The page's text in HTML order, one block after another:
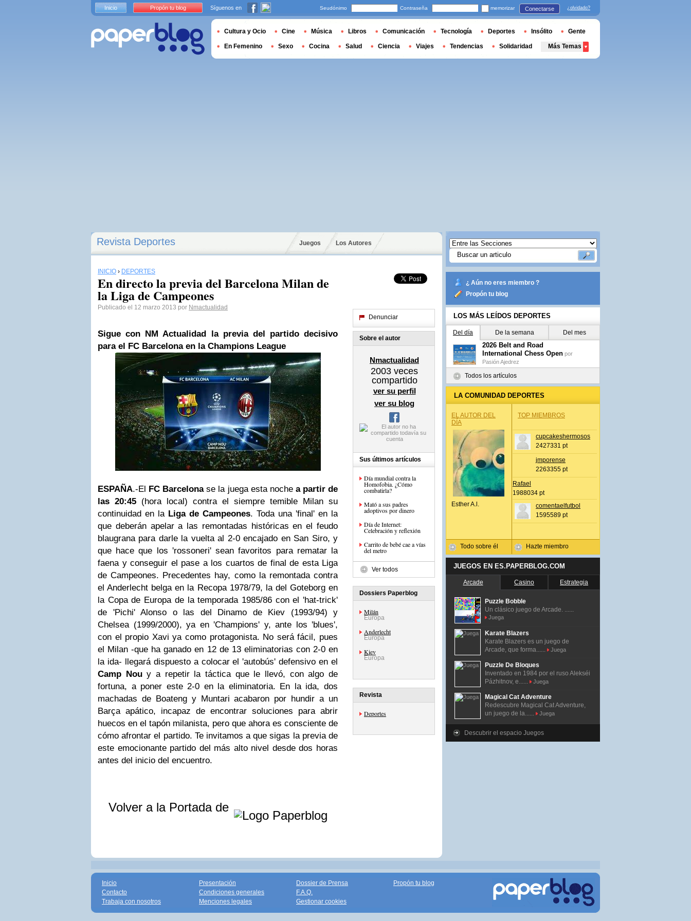
Revista Deportes Juegos Los Autores
INICIO › DEPORTES
En directo la previa del Barcelona Milan de
la Liga de Campeones
Publicado el 12 marzo 2013 por Nmactualidad
Sigue con NM Actualidad la previa del partido decisivo
para el FC Barcelona en la Champions League
ESPAÑA.-El FC Barcelonase la juega esta noche a partir de
las 20:45 (hora local) contra el siempre temible Milan su
continuidad en la Liga de Campeones. Toda una 'final' en la
que deberán apelar a las remontadas históricas en el feudo
blaugrana para darle la vuelta al 2-0 encajado en San Siro, y
que hace que los 'rossoneri' sean favoritos para rematar la
faena y conseguir el pase a los cuartos de final de esta Liga
de Campeones. Precedentes hay, como la remontada contra
el Anderlecht belga en la Recopa 1978/79, la del Goteborg en
la Copa de Europa de la temporada 1985/86 con el 'hat-trick'
de 'Pichi' Alonso o las del Dinamo de Kiev (1993/94) y
Chelsea (1999/2000), ya en 'Champions' y, ante los 'blues',
con el propio Xavi ya como protagonista. No será fácil, pues
el Milan -que ha ganado en 12 de 13 eliminatorias con 2-0 en
la ida- llegará dispuesto a colocar el 'autobús' defensivo en el
Camp Nouy a repetir la táctica que le llevó, con algo de
fortuna, a poner este 2-0 en la eliminatoria. En la ida, dos
machadas de Boateng y Muntari acabaron por hundir a un
Barça apático, incapaz de encontrar soluciones para abrir
huecos en el tapón milanista, pero que ahora es consciente de
cómo afrontar el partido. Te invitamos a que sigas la previa de
este emocionante partido del más alto nivel desde dos horas
antes del inicio del encuentro.
Volver a la Portada de
Denunciar
Sobre el autor
Nmactualidad
2003 veces
compartido
ver su perfil
ver su blog
Sus últimos artículos
Día mundial contra la
Homofobia. ¿Cómo
combatirla?
Mató a sus padres
adoptivos por dinero
Día de Internet:
Celebración y reflexión
Carrito de bebé cae a vías
del metro
Ver todos
Dossiers Paperblog
Milán
Europa
Anderlecht
Europa
Kiev
Europa
Revista
Deportes
¿ Aún no eres miembro ?
Propón tu blog
LOS MÁS LEÍDOS DEPORTES
Del día De la semana Del mes
2026 Belt and Road
International Chess Open por
Pasión Ajedrez
Todos los artículos
LA COMUNIDAD DEPORTES
EL AUTOR DEL
DÍA
Esther A.l.
Todo sobre él
TOP MIEMBROS
cupcakeshermosos
2427331 pt
jmporense
2263355 pt
Rafael
1988034 pt
comentaelfutbol
1595589 pt
Hazte miembro
JUEGOS EN ES.PAPERBLOG.COM
Arcade Casino Estrategia
Puzzle Bobble
Un clásico juego de Arcade. ......
Juega
Karate Blazers
Karate Blazers es un juego de
Arcade, que forma......
Juega
Puzzle De Bloques
Inventado en 1984 por el ruso Alekséi
Pázhitnov, e......
Juega
Magical Cat Adventure
Redescubre Magical Cat Adventure,
un juego de la......
Juega
Descubrir el espacio Juegos
Inicio Propón tu blog Síguenos en Seudónimo Contraseña memorizar Conectarse ¿olvidado?
Cultura y Ocio Cine Música Libros Comunicación Tecnología Deportes Insólito Gente
En Femenino Sexo Cocina Salud Ciencia Viajes Tendencias Solidaridad Más Temas
Inicio
Contacto
Trabaja con nosotros
Presentación
Condiciones generales
Menciones legales
Dossier de Prensa
F.A.Q.
Gestionar cookies
Propón tu blog